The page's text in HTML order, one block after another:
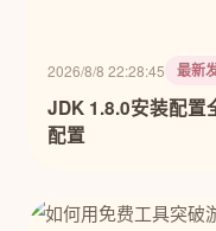
2026/8/8 22:28:45 最新
JDK 1.8.0安装配置
配置